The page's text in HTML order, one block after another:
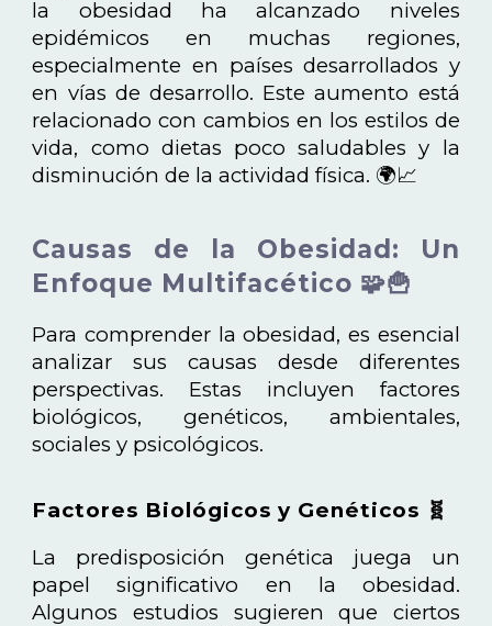
la obesidad ha alcanzado niveles
epidémicos en muchas regiones,
especialmente en países desarrollados y
en vías de desarrollo. Este aumento está
relacionado con cambios en los estilos de
vida, como dietas poco saludables y la
disminución de la actividad física. 🌍📈
Causas de la Obesidad: Un
Enfoque Multifacético 🧩🍟
Para comprender la obesidad, es esencial
analizar sus causas desde diferentes
perspectivas. Estas incluyen factores
biológicos, genéticos, ambientales,
sociales y psicológicos.
Factores Biológicos y Genéticos 🧬
La predisposición genética juega un
papel significativo en la obesidad.
Algunos estudios sugieren que ciertos